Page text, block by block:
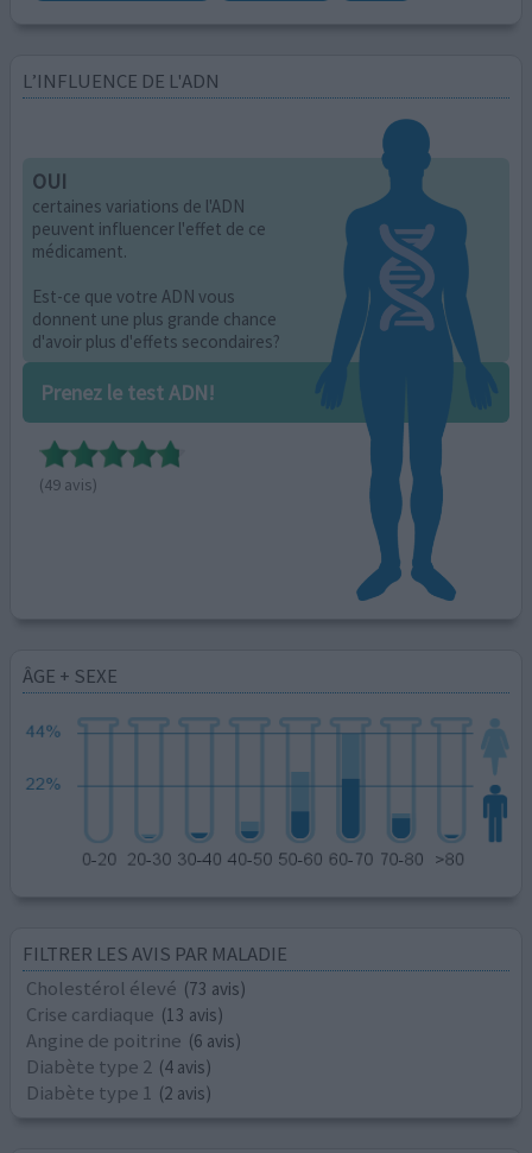
L’INFLUENCE DE L'ADN
OUI
certaines variations de l'ADN
peuvent influencer l'effet de ce
médicament.
Est-ce que votre ADN vous
donnent une plus grande chance
d'avoir plus d'effets secondaires?
Prenez le test ADN!
(49 avis)
ÂGE + SEXE
FILTRER LES AVIS PAR MALADIE
Cholestérol élevé (73 avis)
Crise cardiaque (13 avis)
Angine de poitrine (6 avis)
Diabète type 2 (4 avis)
Diabète type 1 (2 avis)